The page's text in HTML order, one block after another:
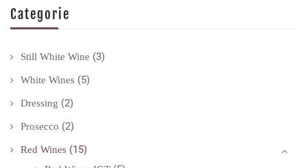
Categorie
Still White Wine (3)
White Wines (5)
Dressing (2)
Prosecco (2)
Red Wines (15)